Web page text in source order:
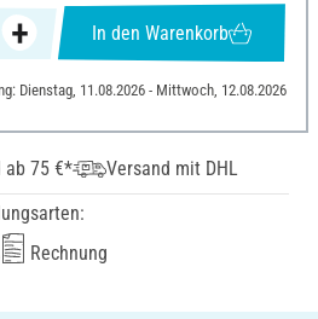
In den Warenkorb
Dienstag, 11.08.2026 - Mittwoch, 12.08.2026
ab 75 €*
Versand mit DHL
Rechnung